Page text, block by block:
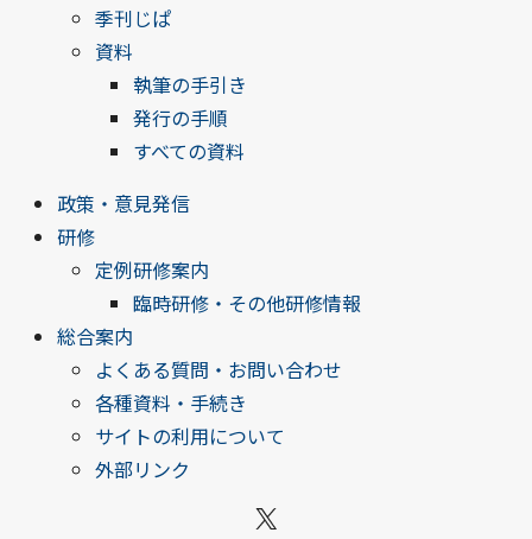
季刊じぱ
資料
執筆の手引き
発行の手順
すべての資料
政策・意見発信
研修
定例研修案内
臨時研修・その他研修情報
総合案内
よくある質問・お問い合わせ
各種資料・手続き
サイトの利用について
外部リンク
X